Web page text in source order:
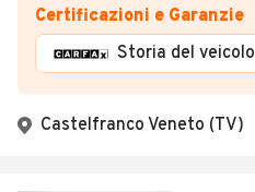
Certificazioni e Garanzie
Storia del veicolo
Castelfranco Veneto (TV)